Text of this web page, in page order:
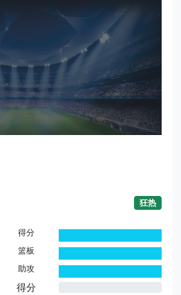
狂热
得分
篮板
助攻
得分